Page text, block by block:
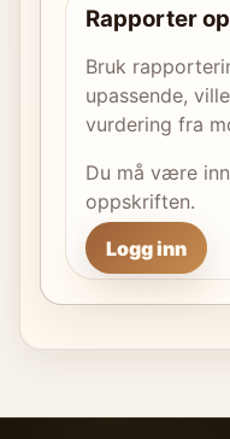
Rapporter
Bruk
upassende,
vurdering fra
Du må være
oppskriften.
Logg inn